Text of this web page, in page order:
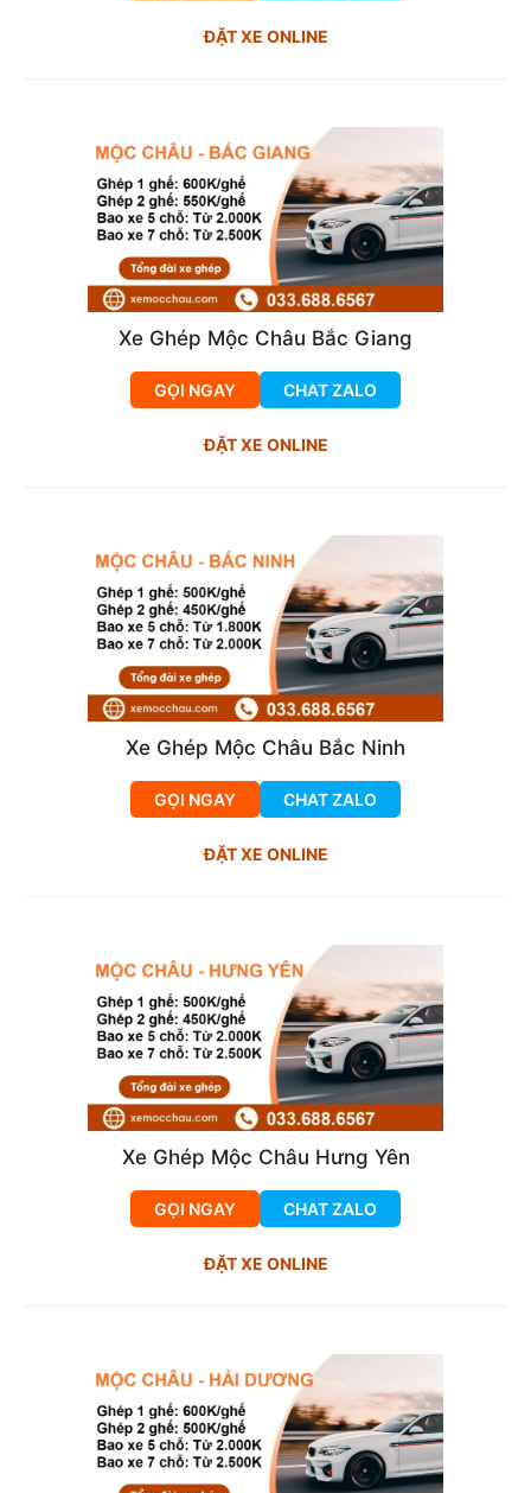
ĐẶT XE ONLINE
Xe Ghép Mộc Châu Bắc Giang
GỌI NGAY CHAT ZALO
ĐẶT XE ONLINE
Xe Ghép Mộc Châu Bắc Ninh
GỌI NGAY CHAT ZALO
ĐẶT XE ONLINE
Xe Ghép Mộc Châu Hưng Yên
GỌI NGAY CHAT ZALO
ĐẶT XE ONLINE